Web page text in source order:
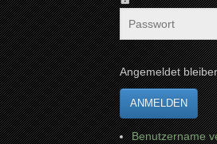
Angemeldet
ANMELDEN
Benutzername